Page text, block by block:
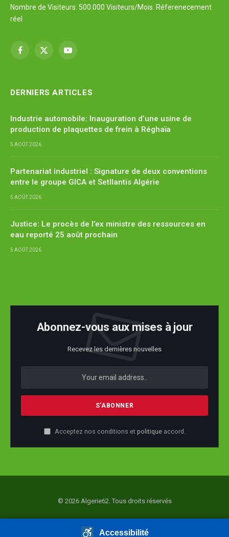
Nombre de Visiteurs: 500.000 Visiteurs/Mois. Réferenecement
réel
Facebook
X
YouTube
DERNIERS ARTICLES
Industrie automobile: Inauguration d’une usine de
production de plaquettes de frein à Réghaïa
5 AOÛT 2026
Partenariat industriel : Signature de deux conventions
entre le groupe GICA et Setllantis Algérie
5 AOÛT 2026
Justice: Le procès de l’ex ministre des ressources en
eau reporté 25 août prochain
5 AOÛT 2026
Abonnez-vous aux mises à jour
Recevez les dernières nouvelles
Acceptez nos conditions et politiqueaccord.
© 2026 Algerie62. Tous droits réservés
Accessibilité